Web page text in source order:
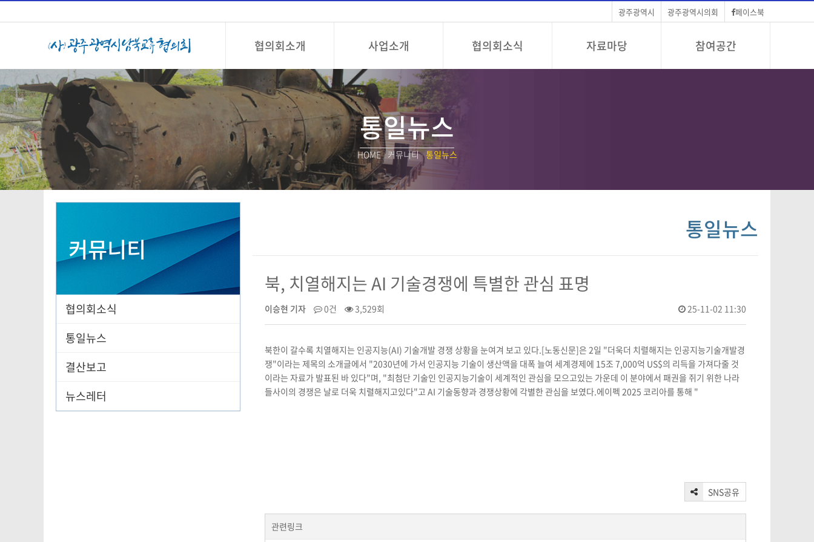
페이스북
광주광역시의회
광주광역시
협의회소개 사업소개 협의회소식 자료마당 참여공간
통일뉴스
HOME/커뮤니티/통일뉴스
통일뉴스
북, 치열해지는 AI 기술경쟁에 특별한 관심 표명
이승현 기자 0건 3,529회 25-11-02 11:30
북한이 갈수록 치열해지는 인공지능(AI) 기술개발 경쟁 상황을 눈여겨 보고 있다.[노동신문]은 2일 "더욱더 치렬해지는 인공지능기술개발경
쟁"이라는 제목의 소개글에서 "2030년에 가서 인공지능 기술이 생산액을 대폭 늘여 세계경제에 15조 7,000억 US$의 리득을 가져다줄 것
이라는 자료가 발표된 바 있다"며, "최첨단 기술인 인공지능기술이 세계적인 관심을 모으고있는 가운데 이 분야에서 패권을 쥐기 위한 나라
들사이의 경쟁은 날로 더욱 치렬해지고있다"고 AI 기술동향과 경쟁상황에 각별한 관심을 보였다.에이펙 2025 코리아를 통해 "
SNS공유
관련링크
커뮤니티
협의회소식
통일뉴스
결산보고
뉴스레터